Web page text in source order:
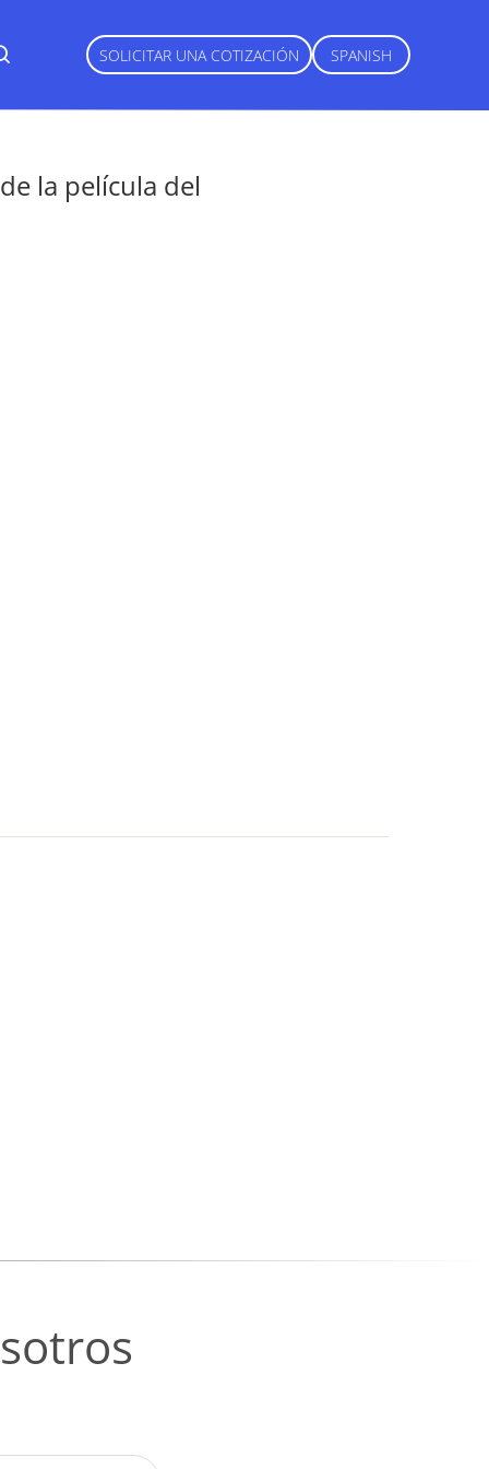
SOLICITAR UNA COTIZACIÓN SPANISH
la película del